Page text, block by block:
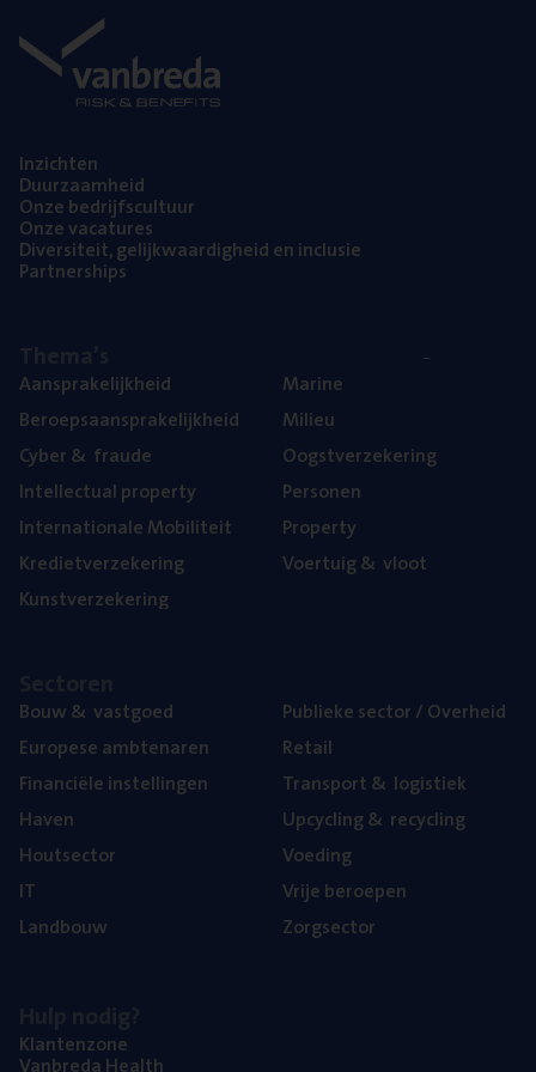
Inzich­ten
Duur­zaam­heid
Onze bedrijfs­cul­tuur
Onze vaca­tu­res
Diver­si­teit, gelijk­waar­dig­heid en inclusie
Part­ner­ships
Aan­spra­ke­lijk­heid
Beroeps­aan­spra­ke­lijk­heid
Cyber& fraude
Intel­lec­tu­al property
Inter­na­ti­o­na­le Mobiliteit
Kre­diet­ver­ze­ke­ring
Kunst­ver­ze­ke­ring
Mari­ne
Mili­eu
Oogst­ver­ze­ke­ring
Per­so­nen
Pro­per­ty
Voer­tuig& vloot
Bouw& vastgoed
Euro­pe­se ambtenaren
Finan­ci­ë­le instellingen
Haven
Hout­sec­tor
IT
Land­bouw
Publie­ke sec­tor / Overheid
Retail
Trans­port& logistiek
Upcy­cling& recycling
Voe­ding
Vrije beroe­pen
Zorg­sec­tor
Klan­ten­zo­ne
Van­b­re­da Health